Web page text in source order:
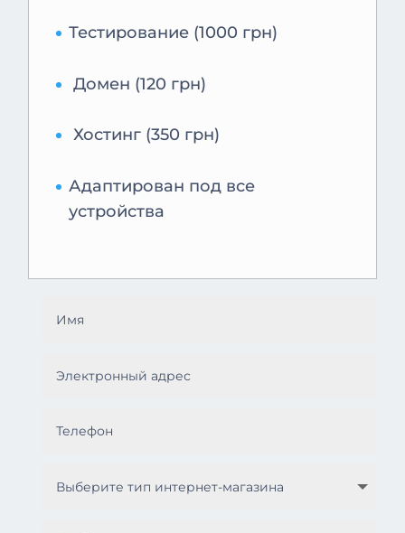
Тестирование (1000 грн)
Домен (120 грн)
Хостинг (350 грн)
Адаптирован под все
устройства